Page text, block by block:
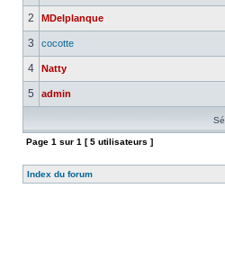
2
MDelplanque
3
cocotte
4
Natty
5
admin
Page 1 sur 1 [ 5 utilisateurs ]
Index du forum